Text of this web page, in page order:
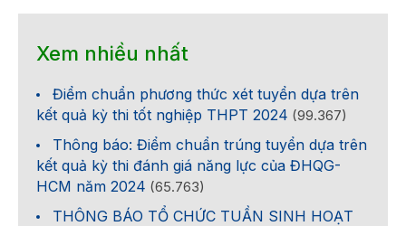
Xem nhiều nhất
Điểm chuẩn phương thức xét tuyển dựa trên
kết quả kỳ thi tốt nghiệp THPT 2024 (99.367)
Thông báo: Điểm chuẩn trúng tuyển dựa trên
kết quả kỳ thi đánh giá năng lực của ĐHQG-
HCM năm 2024 (65.763)
THÔNG BÁO TỔ CHỨC TUẦN SINH HOẠT